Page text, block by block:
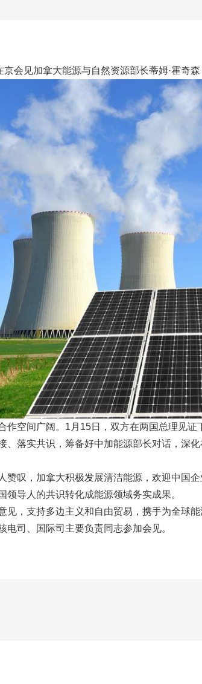
会见加拿大能源与自然资源部长蒂姆·霍奇
作空间广阔。1月15日，双方在两国总理见
、落实共识，筹备好中加能源部长对话，深
赞叹，加拿大积极发展清洁能源，欢迎中国
导人的共识转化成能源领域务实成果。
，支持多边主义和自由贸易，携手为全球能
司、国际司主要负责同志参加会见。